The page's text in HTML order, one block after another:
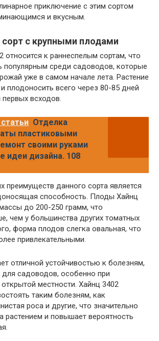
приключение с этим сортом
и вкусным.
с крупными плодами
относится к раннеспелым сортам, что
популярным среди садоводов, которые
уже в самом начале лета. Растение
плодоносить всего через 80-85 дней
всходов.
Отделка
пластиковыми
своими руками
идеи дизайна. 108
преимуществ данного сорта является
способность. Плоды Хайнц
до 200-250 грамм, что
чем у большинства других томатных
форма плодов слегка овальная, что
привлекательными.
отличной устойчивостью к болезням,
садоводов, особенно при
местности. Хайнц 3402
таким болезням, как
роса и другие, что значительно
растением и повышает вероятность